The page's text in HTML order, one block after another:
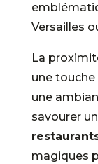
Versailles
La
une
une
savourer
magiques